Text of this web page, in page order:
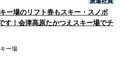
ー場のリフト券もスキー・スノボ
す！会津高原たかつえスキー場でチ
ー場